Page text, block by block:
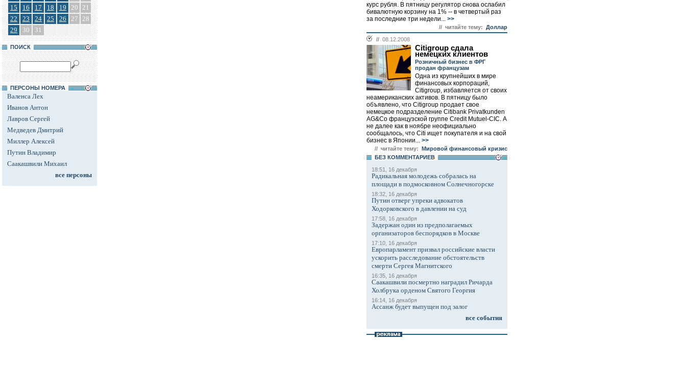
15
16 17 18 19 20 21
22
23 24 25 26 27 28
29
30 31
ПОИСК
ПЕРСОНЫ НОМЕРА
Валенса Лех
Иванов Антон
Лавров Сергей
Медведев Дмитрий
Миллер Алексей
Путин Владимир
Саакашвили Михаил
все персоны
курс рубля. В пятницу регулятор снова ослабил
бивалютную корзину на 1% -- в четвертый раз
за последние три недели... >>
// читайте тему: Доллар
// 08.12.2008
Citigroup сдала
немецких клиентов
Розничный бизнес в ФРГ
продан французам
Одна из крупнейших в мире
финансовых корпораций,
Citigroup, избавляется от своих
неамериканских активов. В пятницу было
объявлено, что Citigroup продает свое
немецкое подразделение Citibank Privatkunden
AG&Co французской группе Credit Mutuel-CIC. А
не далее как в ноябре неофициально
сообщалось, что Citi ищет покупателя и на свой
бизнес в Японии... >>
// читайте тему: Мировой финансовый кризис
БЕЗ КОМMЕНТАРИЕВ
18:51, 16 декабря
Радикальная молодежь собралась на
площади в подмосковном Солнечногорске
18:32, 16 декабря
Путин отверг упреки адвокатов
Ходорковского в давлении на суд
17:58, 16 декабря
Задержан один из предполагаемых
организаторов беспорядков в Москве
17:10, 16 декабря
Европарламент призвал российские власти
ускорить расследование обстоятельств
смерти Сергея Магнитского
16:35, 16 декабря
Саакашвили посмертно наградил Ричарда
Холбрука орденом Святого Георгия
16:14, 16 декабря
Ассанж будет выпущен под залог
все события